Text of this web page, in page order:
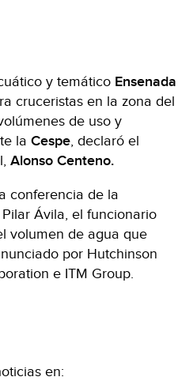
y temático Ensenada
cruceristas en la zona del
de uso y
laCespe, declaró el
Alonso Centeno.
conferencia de la
Ávila, el funcionario
volumen de agua que
por Hutchinson
e ITM Group.
en: